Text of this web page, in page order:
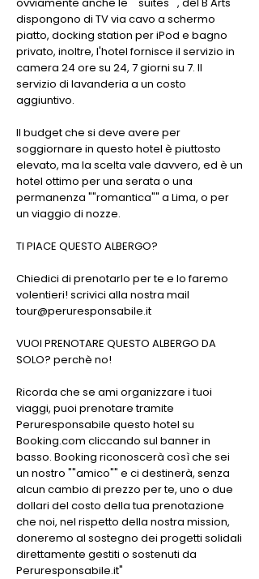
dispongono di TV via cavo a schermo
piatto, docking station per iPod e bagno
privato, inoltre, l'hotel fornisce il servizio in
camera 24 ore su 24, 7 giorni su 7. Il
servizio di lavanderia a un costo
aggiuntivo.
Il budget che si deve avere per
soggiornare in questo hotel è piuttosto
elevato, ma la scelta vale davvero, ed è un
hotel ottimo per una serata o una
permanenza ""romantica"" a Lima, o per
un viaggio di nozze.
TI PIACE QUESTO ALBERGO?
Chiedici di prenotarlo per te e lo faremo
volentieri! scrivici alla nostra mail
tour@peruresponsabile.it
VUOI PRENOTARE QUESTO ALBERGO DA
SOLO? perchè no!
Ricorda che se ami organizzare i tuoi
viaggi, puoi prenotare tramite
Peruresponsabile questo hotel su
Booking.com cliccando sul banner in
basso. Booking riconoscerà così che sei
un nostro ""amico"" e ci destinerà, senza
alcun cambio di prezzo per te, uno o due
dollari del costo della tua prenotazione
che noi, nel rispetto della nostra mission,
doneremo al sostegno dei progetti solidali
direttamente gestiti o sostenuti da
Peruresponsabile.it"